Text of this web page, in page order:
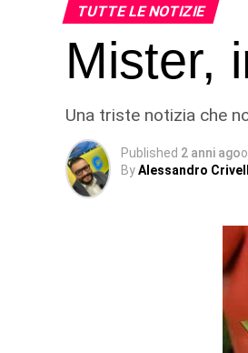
TUTTE LE NOTIZIE
Mister,
Una triste notizia che
Published 2 anni ago
ByAlessandro